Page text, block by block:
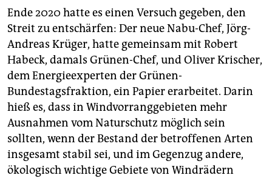
Ende 2020 hatte es einen Versuch gegeben, den
Streit zu entschärfen: Der neue Nabu-Chef, Jörg-
Andreas Krüger, hatte gemeinsam mit Robert
Habeck, damals Grünen-Chef, und Oliver Krischer,
dem Energieexperten der Grünen-
Bundestagsfraktion, ein Papier erarbeitet. Darin
hieß es, dass in Windvorranggebieten mehr
Ausnahmen vom Naturschutz möglich sein
sollten, wenn der Bestand der betroffenen Arten
insgesamt stabil sei, und im Gegenzug andere,
ökologisch wichtige Gebiete von Windrädern